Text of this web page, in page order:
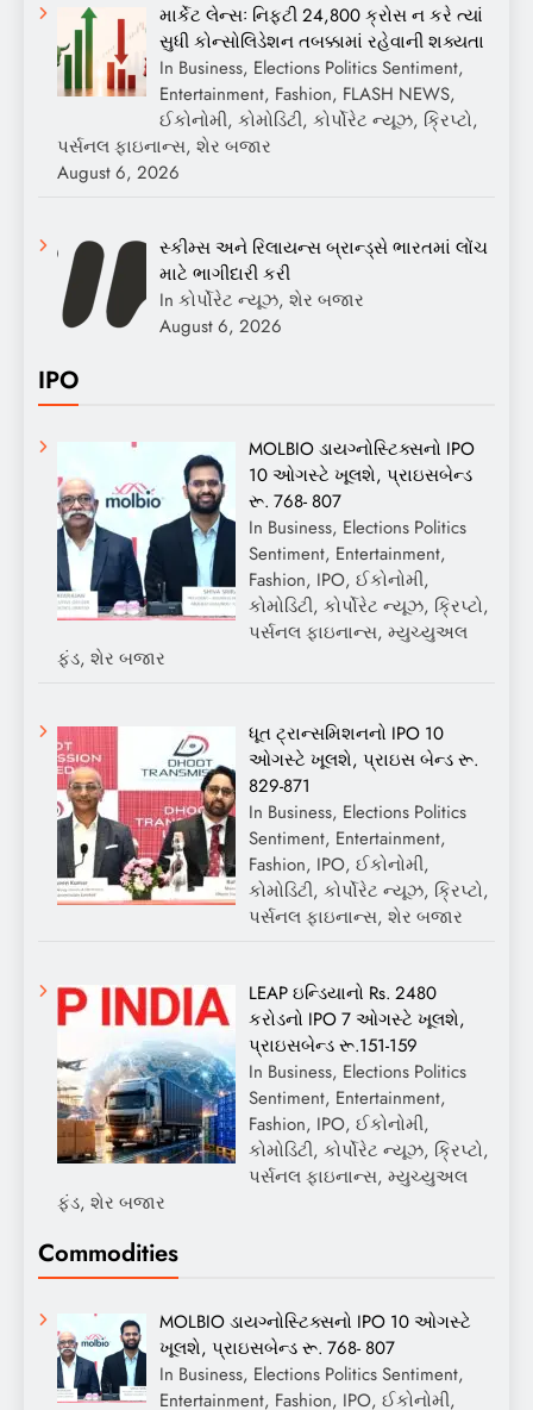
માર્કેટ લેન્સઃ નિફ્ટી 24,800 ક્રોસ ન કરે ત્યાં
સુધી કોન્સોલિડેશન તબક્કામાં રહેવાની શક્યતા
In Business, Elections Politics Sentiment,
Entertainment, Fashion, FLASH NEWS,
ઈકોનોમી, કોમોડિટી, કોર્પોરેટ ન્યૂઝ, ક્રિપ્ટો,
પર્સનલ ફાઇનાન્સ, શેર બજાર
August 6, 2026
સ્કીમ્સ અને રિલાયન્સ બ્રાન્ડ્સે ભારતમાં લોંચ
માટે ભાગીદારી કરી
In કોર્પોરેટ ન્યૂઝ, શેર બજાર
August 6, 2026
IPO
MOLBIO ડાયગ્નોસ્ટિક્સનો IPO
10 ઓગસ્ટે ખૂલશે, પ્રાઇસબેન્ડ
રૂ. 768- 807
In Business, Elections Politics
Sentiment, Entertainment,
Fashion, IPO, ઈકોનોમી,
કોમોડિટી, કોર્પોરેટ ન્યૂઝ, ક્રિપ્ટો,
પર્સનલ ફાઇનાન્સ, મ્યુચ્યુઅલ
ફંડ, શેર બજાર
ધૂત ટ્રાન્સમિશનનો IPO 10
ઓગસ્ટે ખૂલશે, પ્રાઇસ બેન્ડ રૂ.
829-871
In Business, Elections Politics
Sentiment, Entertainment,
Fashion, IPO, ઈકોનોમી,
કોમોડિટી, કોર્પોરેટ ન્યૂઝ, ક્રિપ્ટો,
પર્સનલ ફાઇનાન્સ, શેર બજાર
LEAP ઇન્ડિયાનો Rs. 2480
કરોડનો IPO 7 ઓગસ્ટે ખૂલશે,
પ્રાઇસબેન્ડ રૂ.151-159
In Business, Elections Politics
Sentiment, Entertainment,
Fashion, IPO, ઈકોનોમી,
કોમોડિટી, કોર્પોરેટ ન્યૂઝ, ક્રિપ્ટો,
પર્સનલ ફાઇનાન્સ, મ્યુચ્યુઅલ
ફંડ, શેર બજાર
Commodities
MOLBIO ડાયગ્નોસ્ટિક્સનો IPO 10 ઓગસ્ટે
ખૂલશે, પ્રાઇસબેન્ડ રૂ. 768- 807
In Business, Elections Politics Sentiment,
Entertainment, Fashion, IPO, ઈકોનોમી,